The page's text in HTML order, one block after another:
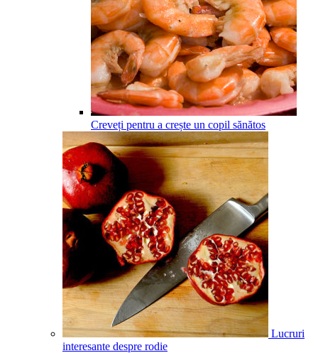
Creveți pentru a crește un copil sănătos
Lucruri
interesante despre rodie